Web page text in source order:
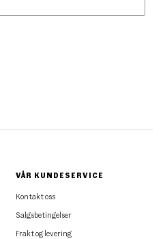
VÅR KUNDESERVICE
Kontakt oss
Salgsbetingelser
Frakt og levering